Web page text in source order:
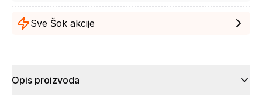
Sve Šok akcije
Opis proizvoda